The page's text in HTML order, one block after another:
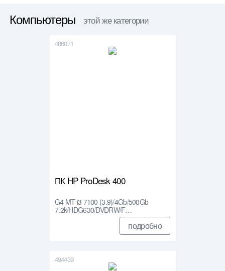
Компьютеры этой же категории
486071
ПК HP ProDesk 400
G4 MT i3 7100 (3.9)/4Gb/500Gb
7.2k/HDG630/DVDRW/F…
подробно
494439